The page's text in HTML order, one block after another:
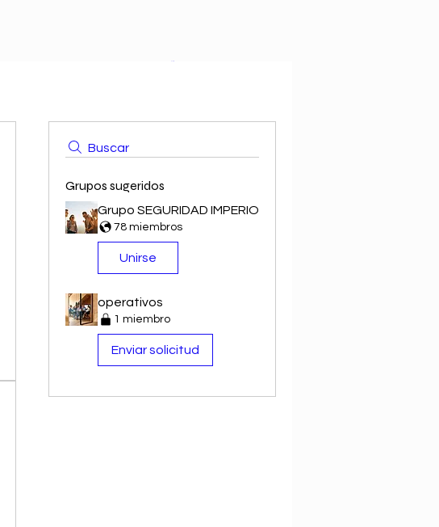
Buscar
Grupos sugeridos
Grupo SEGURIDAD IMPERIO
78 miembros
Unirse
operativos
1 miembro
Enviar solicitud